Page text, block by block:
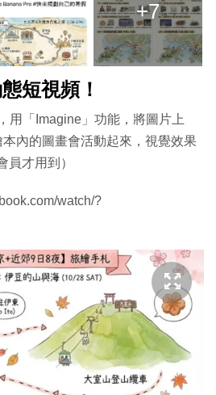
+7
短視頻！
用「Imagine」功能，將圖片上
內的圖畫會活動起來，視覺效果
員才用到）
watch/?